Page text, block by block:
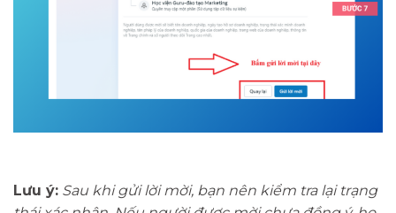
Lưu ý: Sau khi gửi lời mời, bạn nên kiểm tra lại trạng